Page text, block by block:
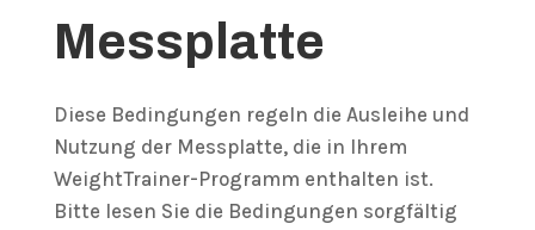
Messplatte
Diese Bedingungen regeln die Ausleihe und
Nutzung der Messplatte, die in Ihrem
WeightTrainer-Programm enthalten ist.
Bitte lesen Sie die Bedingungen sorgfältig